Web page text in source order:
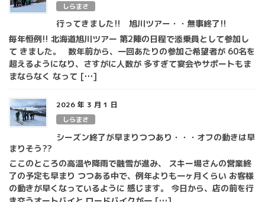
しらまさ
行ってきました!! 旭川ツアー・・無事終了!!
毎年恒例!! 北海道旭川ツアー 第2陣の日程で添乗員として参加し
て きました。 数年前から、一回あたりの参加ご希望者が 60名を
超えるようになり、さすがに人数が 多すぎて宴会やサポートもま
まならなく なって […]
2026 年 3 月 1 日
しらまさ
シーズン終了が早まりつつあり・・・オフの動きは早
まりそう??
ここのところの高温や降雨で融雪が進み、 スキー場さんの営業終
了の予定も早まり つつある中で、例年よりも一ヶ月くらい お客様
の動きが早くなっているように 感じます。 今日から、店の前を行